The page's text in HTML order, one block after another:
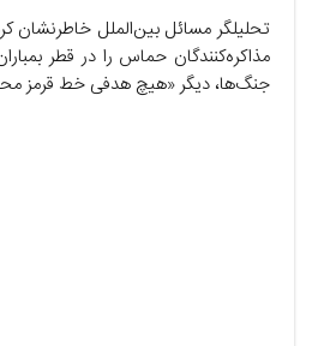
تحلیلگر مسائل بین‌الملل خاطرنشان
مذاکره‌کنندگان حماس را در قطر
جنگ‌ها، دیگر «هیچ هدفی خط قرمز